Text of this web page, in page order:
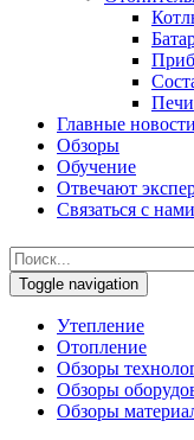
Печи
Главные новости
Обзоры
Обучение
Отвечают
Связаться с нами
Toggle navigation
Утепление
Отопление
Обзоры
Обзоры
Обзоры